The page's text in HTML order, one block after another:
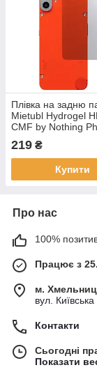
Плівка на задню
Mietubl Hydrogel
CMF by Nothing
219 ₴
Купити
Про нас
100%
Працює з
м.
вул.
Контакти
Сьогодні
Показати